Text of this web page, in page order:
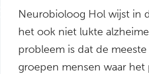
Neurobioloog Hol wijst in
het ook niet lukte
probleem is dat de
groepen mensen waar het